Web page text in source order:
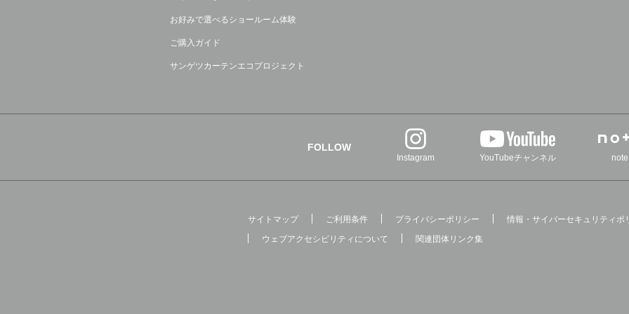
お好みで選べるショールーム体験
ご購入ガイド
サンゲツカーテンエコプロジェクト
FOLLOW
Instagram YouTubeチャンネル note
サイトマップ ご利用条件 プライバシーポリシー
情報・サイバーセキュリティポ
ウェブアクセシビリティについて
関連団体リンク集